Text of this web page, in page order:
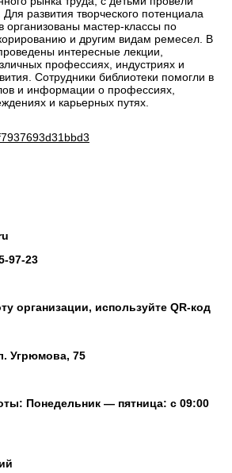
Для развития творческого потенциала
организованы мастер-классы по
и другим видам ремесел. В
интересные лекции,
профессиях, индустриях и
Сотрудники библиотеки помогли в
и информации о профессиях,
и карьерных путях.
97-23
организации, используйте QR-код
Угрюмова, 75
Понедельник — пятница: с 09:00